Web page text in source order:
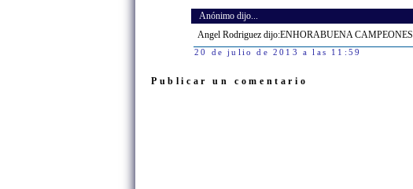
Anónimo dijo...
Angel Rodriguez dijo:ENHORABUENA CAMPEONES
20 de julio de 2013 a las 11:59
Publicar un comentario